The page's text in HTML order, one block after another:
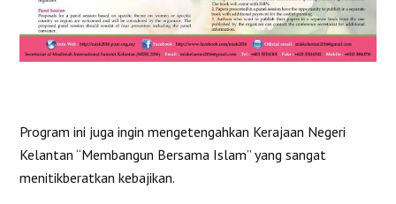
Program ini juga ingin mengetengahkan Kerajaan Negeri
Kelantan “Membangun Bersama Islam” yang sangat
menitikberatkan kebajikan.